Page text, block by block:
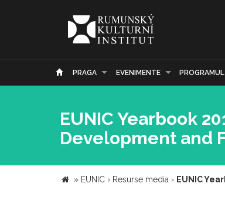
PRAGA EVENIMENTE
EUNIC Yearbook
Development and
» EUNIC › Resurse media › EUNIC